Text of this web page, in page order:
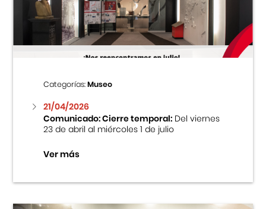
Centro Cultural Peruano Japonés
Museo de la Inmigración Japonesa
Fondo Editorial
Teatro Peruano Japonés
Categorías:Museo
21/04/2026
Comunicado: Cierre temporal:Del viernes
23 de abril al miércoles 1 de julio
Ver más